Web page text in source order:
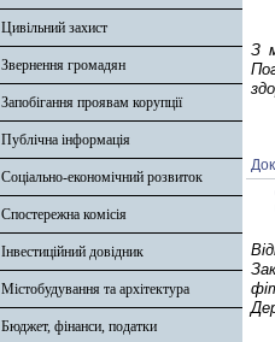
Цивільний захист
Звернення громадян
Запобігання проявам корупції
Публічна інформація
Соціально-економічний розвиток
Спостережна комісія
Інвестиційний довідник
Містобудування та архітектура
Бюджет, фінанси, податки
З